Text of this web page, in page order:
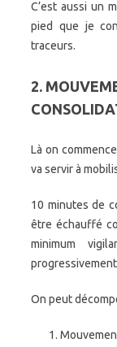
C’est aussi un
pied que je
traceurs.
2.
Là on
va servir à
10 minutes de
être échauffé
minimum
On peut